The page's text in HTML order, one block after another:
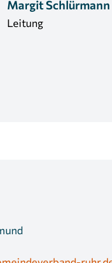
Margit Schlürmann
Leitung